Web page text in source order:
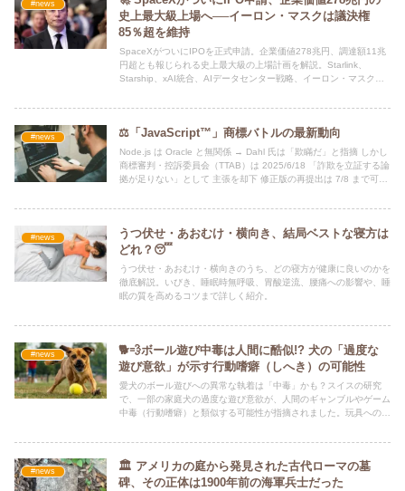
#news
史上最大級上場へ──イーロン・マスクは議決権
85％超を維持
SpaceXがついにIPOを正式申請。企業価値278兆円、調達額11兆
円超とも報じられる史上最大級の上場計画を解説。Starlink、
Starship、xAI統合、AIデータセンター戦略、イーロン・マスクの
#news ⚖️「JavaScript™」商標バトルの最新動向
Node.js は Oracle と無関係 → Dahl 氏は「欺瞞だ」と指摘 しかし
商標審判・控訴委員会（TTAB）は 2025/6/18 「詐欺を立証する論
拠が足りない」として 主張を却下 修正版の再提出は 7/8 まで可
#news
うつ伏せ・あおむけ・横向き、結局ベストな寝方は
どれ？😴
うつ伏せ・あおむけ・横向きのうち、どの寝方が健康に良いのかを
徹底解説。いびき、睡眠時無呼吸、胃酸逆流、腰痛への影響や、睡
眠の質を高めるコツまで詳しく紹介。
#news
🐕💨ボール遊び中毒は人間に酷似!? 犬の「過度な
遊び意欲」が示す行動嗜癖（しへき）の可能性
愛犬のボール遊びへの異常な執着は「中毒」かも？スイスの研究
で、一部の家庭犬の過度な遊び意欲が、人間のギャンブルやゲーム
中毒（行動嗜癖）と類似する可能性が指摘されました。玩具への
#news
🏛️ アメリカの庭から発見された古代ローマの墓
碑、その正体は1900年前の海軍兵士だった